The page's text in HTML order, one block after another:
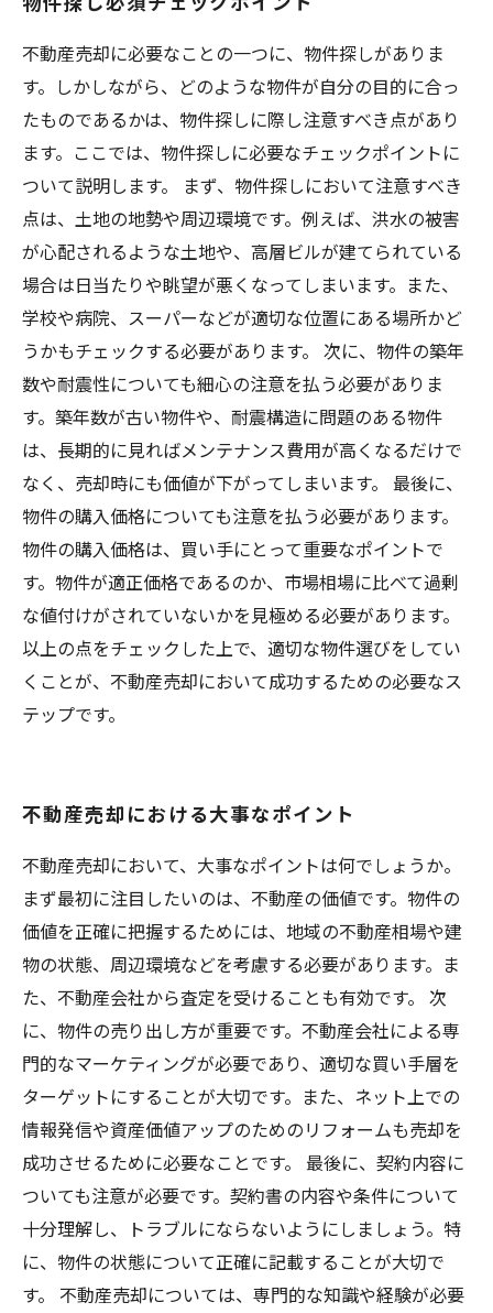
不動産売却に必要なことの一つに、物件探しがありま
す。しかしながら、どのような物件が自分の目的に合っ
たものであるかは、物件探しに際し注意すべき点があり
ます。ここでは、物件探しに必要なチェックポイントに
ついて説明します。 まず、物件探しにおいて注意すべき
点は、土地の地勢や周辺環境です。例えば、洪水の被害
が心配されるような土地や、高層ビルが建てられている
場合は日当たりや眺望が悪くなってしまいます。また、
学校や病院、スーパーなどが適切な位置にある場所かど
うかもチェックする必要があります。 次に、物件の築年
数や耐震性についても細心の注意を払う必要がありま
す。築年数が古い物件や、耐震構造に問題のある物件
は、長期的に見ればメンテナンス費用が高くなるだけで
なく、売却時にも価値が下がってしまいます。 最後に、
物件の購入価格についても注意を払う必要があります。
物件の購入価格は、買い手にとって重要なポイントで
す。物件が適正価格であるのか、市場相場に比べて過剰
な値付けがされていないかを見極める必要があります。
以上の点をチェックした上で、適切な物件選びをしてい
くことが、不動産売却において成功するための必要なス
テップです。
不動産売却における大事なポイント
不動産売却において、大事なポイントは何でしょうか。
まず最初に注目したいのは、不動産の価値です。物件の
価値を正確に把握するためには、地域の不動産相場や建
物の状態、周辺環境などを考慮する必要があります。ま
た、不動産会社から査定を受けることも有効です。 次
に、物件の売り出し方が重要です。不動産会社による専
門的なマーケティングが必要であり、適切な買い手層を
ターゲットにすることが大切です。また、ネット上での
情報発信や資産価値アップのためのリフォームも売却を
成功させるために必要なことです。 最後に、契約内容に
ついても注意が必要です。契約書の内容や条件について
十分理解し、トラブルにならないようにしましょう。特
に、物件の状態について正確に記載することが大切で
す。 不動産売却については、専門的な知識や経験が必要